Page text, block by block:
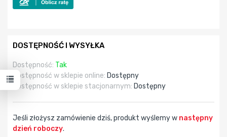
DOSTĘPNOŚĆ I WYSYŁKA
Dostępność: Tak
Dostępność w sklepie online: Dostępny
Dostępność w sklepie stacjonarnym: Dostępny
Jeśli złożysz zamówienie dziś, produkt wyślemy w następny
dzień roboczy.